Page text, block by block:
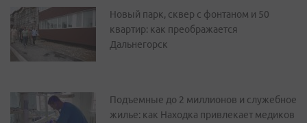
Новый парк, сквер с фонтаном и 50
квартир: как преображается
Дальнегорск
Подъемные до 2 миллионов и служебное
жилье: как Находка привлекает медиков